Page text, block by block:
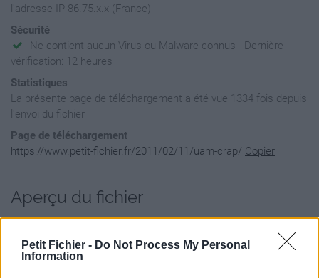
Petit Fichier - Do Not Process My Personal
Information
l'adresse IP 86.75.x.x (France)
Sécurité
Ne contient aucun Virus ou Malware connus - Dernière
vérification: 12 heures
Statistiques
La présente page de téléchargement a été vue 1334 fois depuis
l'envoi du fichier
Page de téléchargement
https://www.petit-fichier.fr/2011/02/11/uam-crap/ Copier
Aperçu du fichier